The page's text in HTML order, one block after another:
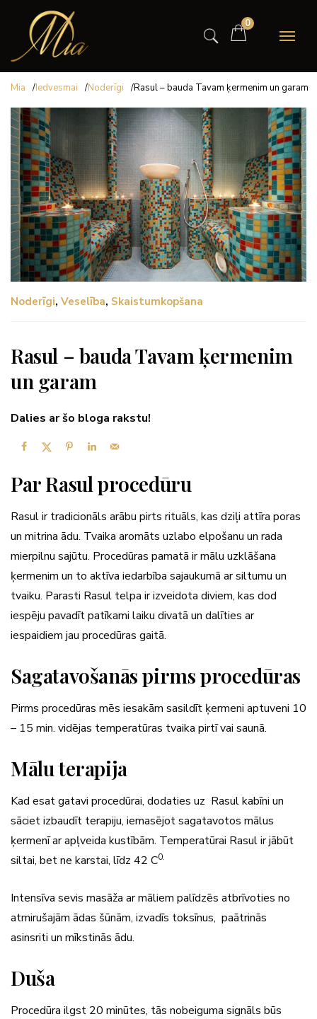
0
Mia /Iedvesmai /Noderīgi /Rasul – bauda Tavam ķermenim un garam
Noderīgi, Veselība, Skaistumkopšana
Rasul – bauda Tavam ķermenim
un garam
Dalies ar šo bloga rakstu!
Par Rasul procedūru
Rasul ir tradicionāls arābu pirts rituāls, kas dziļi attīra poras
un mitrina ādu. Tvaika aromāts uzlabo elpošanu un rada
mierpilnu sajūtu. Procedūras pamatā ir mālu uzklāšana
ķermenim un to aktīva iedarbība sajaukumā ar siltumu un
tvaiku. Parasti Rasul telpa ir izveidota diviem, kas dod
iespēju pavadīt patīkami laiku divatā un dalīties ar
iespaidiem jau procedūras gaitā.
Sagatavošanās pirms procedūras
Pirms procedūras mēs iesakām sasildīt ķermeni aptuveni 10
– 15 min. vidējas temperatūras tvaika pirtī vai saunā.
Mālu terapija
Kad esat gatavi procedūrai, dodaties uz Rasul kabīni un
sāciet izbaudīt terapiju, iemasējot sagatavotos mālus
ķermenī ar apļveida kustībām. Temperatūrai Rasul ir jābūt
siltai, bet ne karstai, līdz 42 C0.
Intensīva sevis masāža ar māliem palīdzēs atbrīvoties no
atmirušajām ādas šūnām, izvadīs toksīnus, paātrinās
asinsriti un mīkstinās ādu.
Duša
Procedūra ilgst 20 minūtes, tās nobeiguma signāls būs